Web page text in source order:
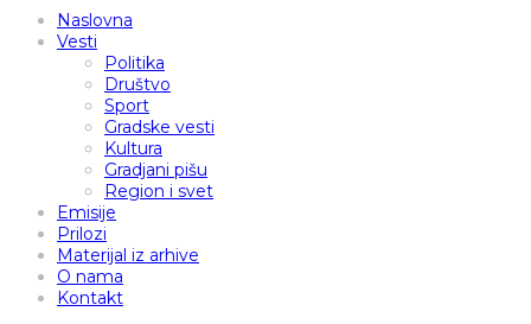
Naslovna
Vesti
Politika
Društvo
Sport
Gradske vesti
Kultura
Gradjani pišu
Region i svet
Emisije
Prilozi
Materijal iz arhive
O nama
Kontakt